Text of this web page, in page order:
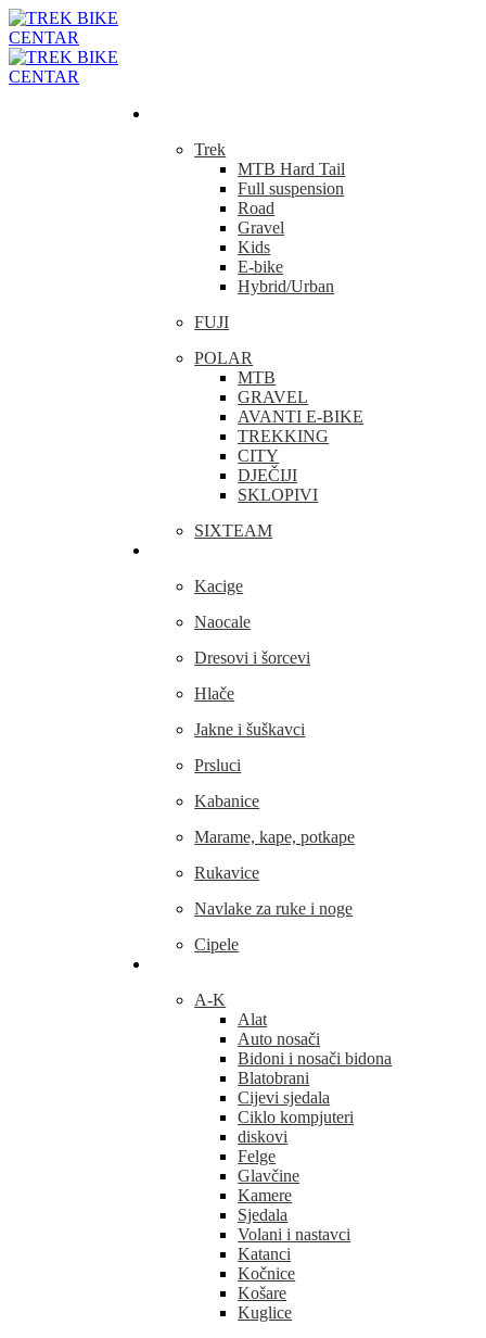
Trek
MTB Hard Tail
Full suspension
Road
Gravel
Kids
E-bike
Hybrid/Urban
FUJI
POLAR
MTB
GRAVEL
AVANTI E-BIKE
TREKKING
CITY
DJEČIJI
SKLOPIVI
SIXTEAM
Kacige
Naocale
Dresovi i šorcevi
Hlače
Jakne i šuškavci
Prsluci
Kabanice
Marame, kape, potkape
Rukavice
Navlake za ruke i noge
Cipele
A-K
Alat
Auto nosači
Bidoni i nosači bidona
Blatobrani
Cijevi sjedala
Ciklo kompjuteri
diskovi
Felge
Glavčine
Kamere
Sjedala
Volani i nastavci
Katanci
Kočnice
Košare
Kuglice